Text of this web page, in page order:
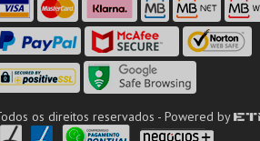
os direitos reservados - Powered by